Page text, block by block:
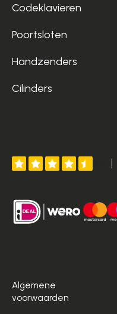
Codeklavieren
Poortsloten
Handzenders
Cilinders
Algemene
voorwaarden